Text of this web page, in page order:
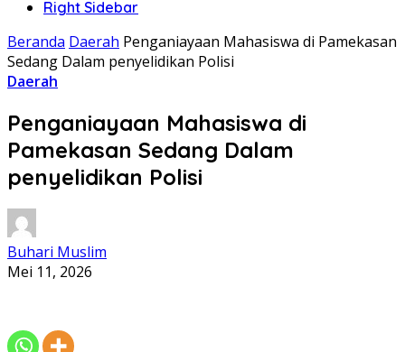
Right Sidebar
Beranda Daerah Penganiayaan Mahasiswa di Pamekasan
Sedang Dalam penyelidikan Polisi
Daerah
Penganiayaan Mahasiswa di
Pamekasan Sedang Dalam
penyelidikan Polisi
Buhari Muslim
Mei 11, 2026